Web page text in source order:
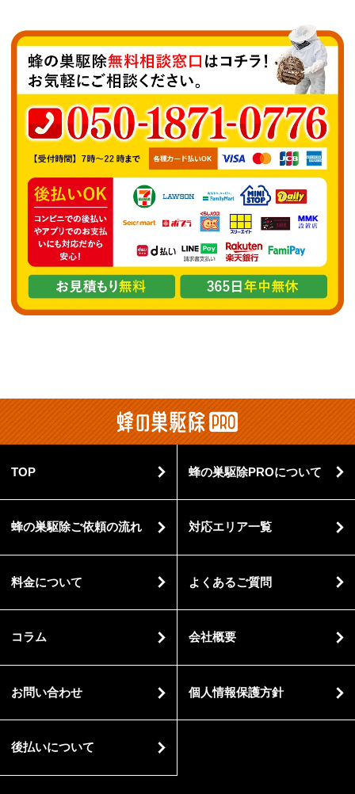
TOP 蜂の巣駆除PROについて
蜂の巣駆除ご依頼の流れ 対応エリア一覧
料金について よくあるご質問
コラム 会社概要
お問い合わせ 個人情報保護方針
後払いについて